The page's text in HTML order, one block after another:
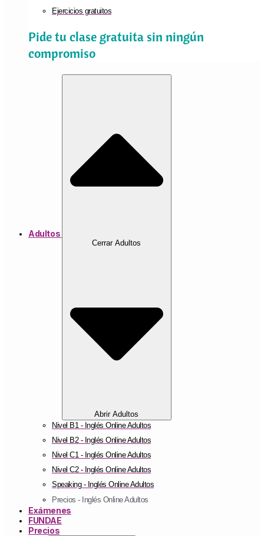
Ejercicios gratuitos
Pide tu clase gratuita sin ningún
compromiso
Adultos
Cerrar Adultos
Abrir Adultos
Nivel B1 - Inglés Online Adultos
Nivel B2 - Inglés Online Adultos
Nivel C1 - Inglés Online Adultos
Nivel C2 - Inglés Online Adultos
Speaking - Inglés Online Adultos
Precios - Inglés Online Adultos
Exámenes
FUNDAE
Precios